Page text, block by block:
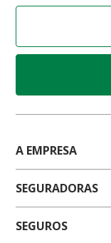
A EMPRESA
SEGURADORAS
SEGUROS